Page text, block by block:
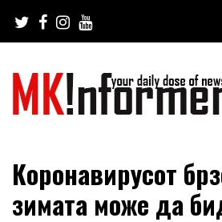
content
MKinformer
Коронавирусот
зимата може да